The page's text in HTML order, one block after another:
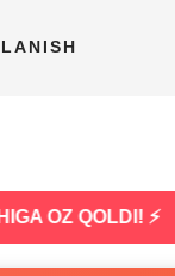
OZ QOLDI! ⚡